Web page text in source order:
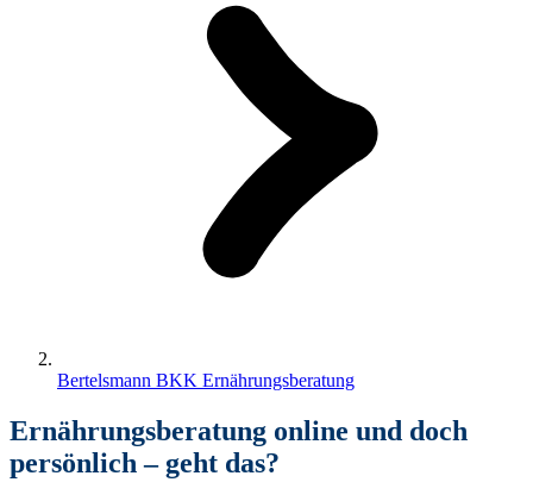
Bertelsmann BKK Ernährungsberatung
Ernährungsberatung online und doch
persönlich – geht das?